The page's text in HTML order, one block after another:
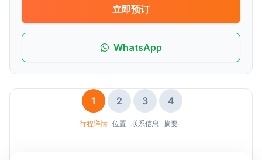
立即预订
WhatsApp
1
行程详情
2
位置
3
联系信息
4
摘要